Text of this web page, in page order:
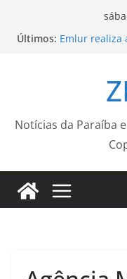
Últimos: Emlur realiza
cemitérios
Repertório
Guarda
atuação na
Cidade do
Notícias da Paraíba